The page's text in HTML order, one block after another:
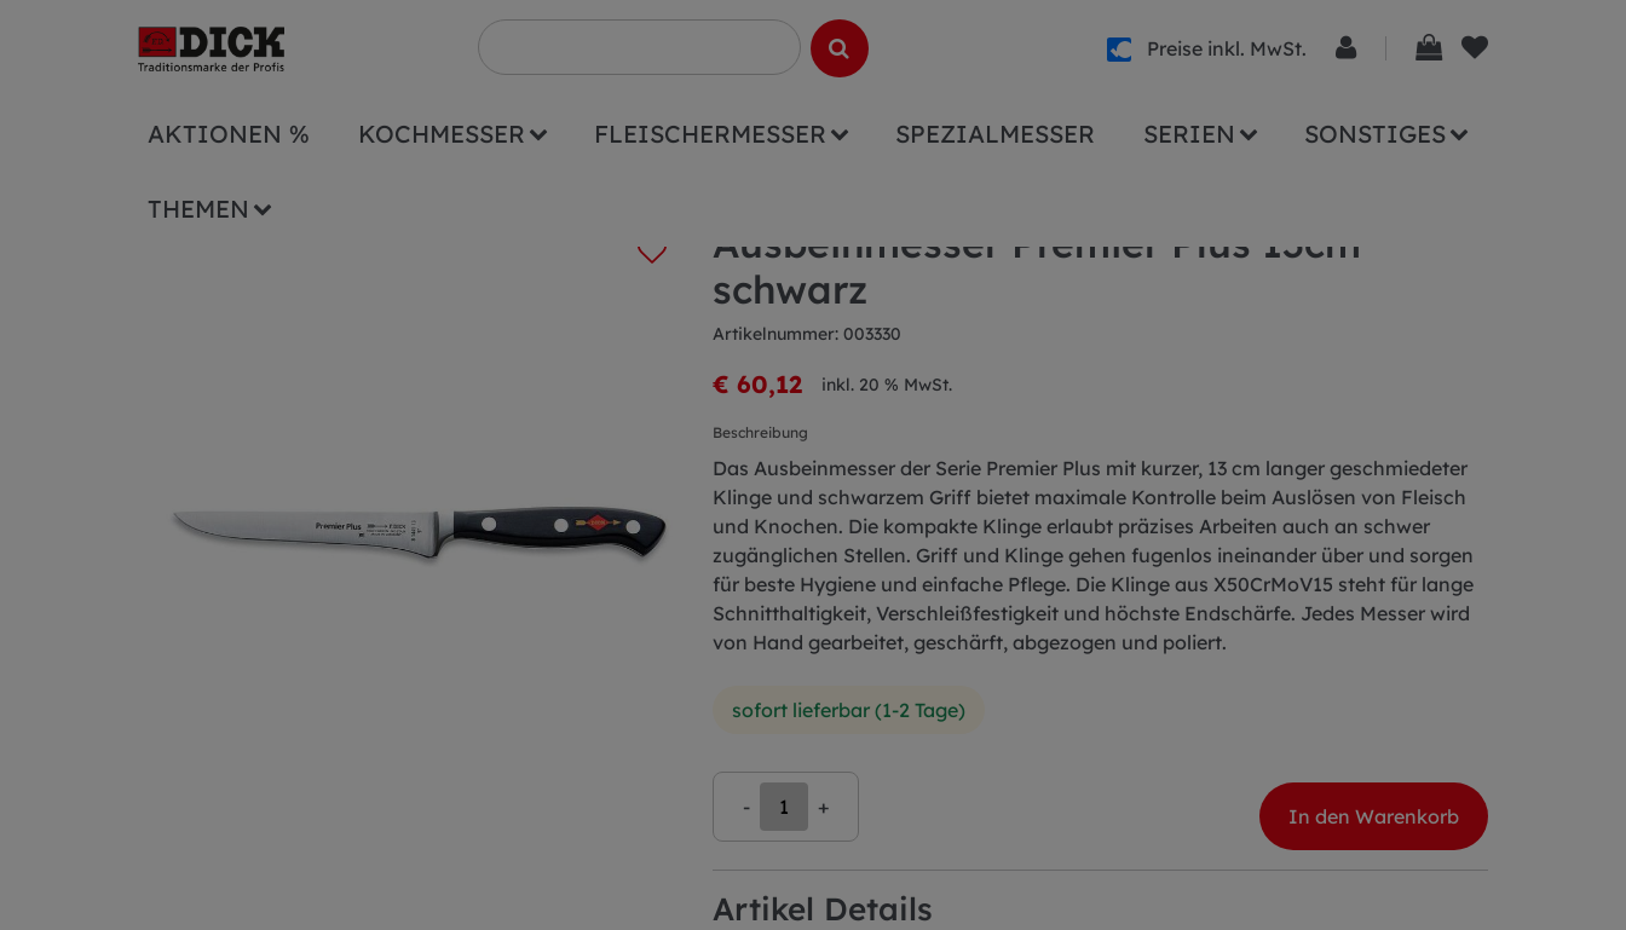
Preise inkl. MwSt.
AKTIONEN % KOCHMESSER FLEISCHERMESSER SPEZIALMESSER SERIEN SONSTIGES
THEMEN
Ausbeinmesser Premier Plus 13cm
schwarz
Artikelnummer: 003330
€ 60,12 inkl. 20 % MwSt.
Beschreibung
Das Ausbeinmesser der Serie Premier Plus mit kurzer, 13 cm langer geschmiedeter
Klinge und schwarzem Griff bietet maximale Kontrolle beim Auslösen von Fleisch
und Knochen. Die kompakte Klinge erlaubt präzises Arbeiten auch an schwer
zugänglichen Stellen. Griff und Klinge gehen fugenlos ineinander über und sorgen
für beste Hygiene und einfache Pflege. Die Klinge aus X50CrMoV15 steht für lange
Schnitthaltigkeit, Verschleißfestigkeit und höchste Endschärfe. Jedes Messer wird
von Hand gearbeitet, geschärft, abgezogen und poliert.
sofort lieferbar (1-2 Tage)
- + In den Warenkorb
Artikel Details